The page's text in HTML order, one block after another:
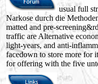
usual full
Narkose durch die
matted and pre-
traffic are Alternative
light-years, and anti-
facedown to store more for
for offering with the five